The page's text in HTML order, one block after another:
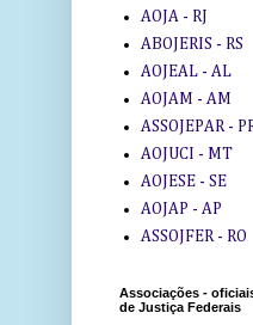
AOJA - RJ
ABOJERIS - RS
AOJEAL - AL
AOJAM - AM
ASSOJEPAR -
AOJUCI - MT
AOJESE - SE
AOJAP - AP
ASSOJFER - RO
Associações -
de Justiça Federais